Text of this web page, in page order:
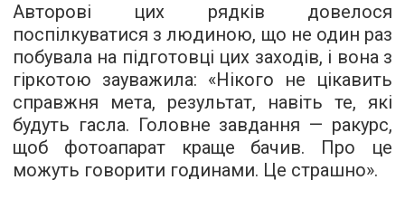
Авторові цих рядків довелося
поспілкуватися з людиною, що не один раз
побувала на підготовці цих заходів, і вона з
гіркотою зауважила: «Нікого не цікавить
справжня мета, результат, навіть те, які
будуть гасла. Головне завдання — ракурс,
щоб фотоапарат краще бачив. Про це
можуть говорити годинами. Це страшно».